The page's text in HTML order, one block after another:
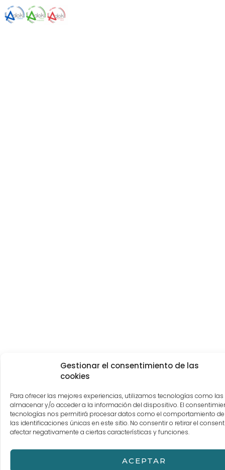
Gestionar el consentimiento de las
cookies
Para ofrecer las mejores experiencias, utilizamos tecnologías como
almacenar y/o acceder a la información del dispositivo. El
tecnologías nos permitirá procesar datos como el comportamiento
las identificaciones únicas en este sitio. No consentir o retirar el
afectar negativamente a ciertas características y funciones.
ACEPTAR